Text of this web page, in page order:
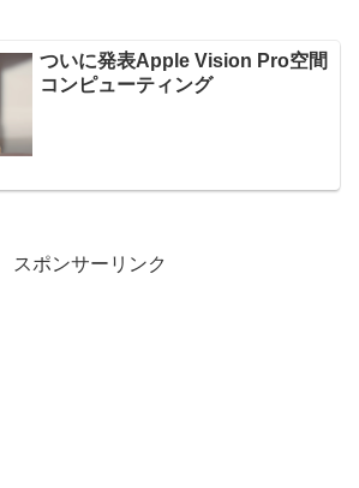
ついに発表Apple Vision Pro空間
コンピューティング
スポンサーリンク